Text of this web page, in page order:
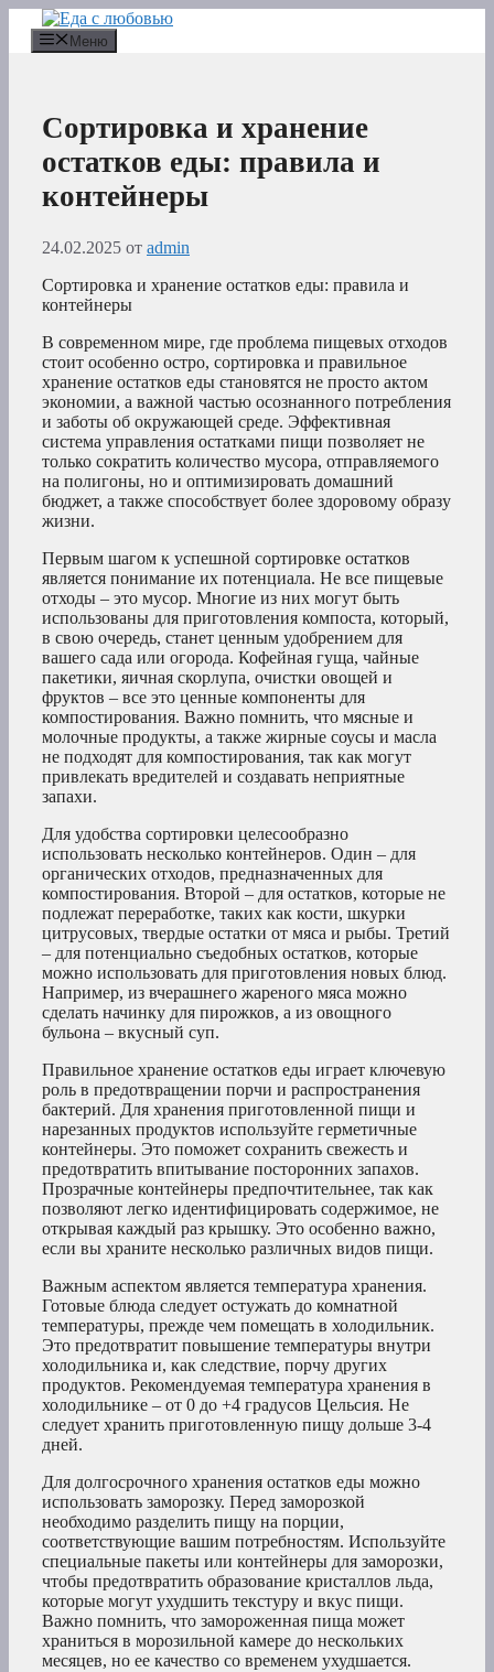
Перейти
содержимому
Меню
Сортировка и хранение
остатков еды: правила и
контейнеры
24.02.2025 от admin
Сортировка и хранение остатков еды: правила и
контейнеры
В современном мире, где проблема пищевых отходов
стоит особенно остро, сортировка и правильное
хранение остатков еды становятся не просто актом
экономии, а важной частью осознанного потребления
и заботы об окружающей среде. Эффективная
система управления остатками пищи позволяет не
только сократить количество мусора, отправляемого
на полигоны, но и оптимизировать домашний
бюджет, а также способствует более здоровому образу
жизни.
Первым шагом к успешной сортировке остатков
является понимание их потенциала. Не все пищевые
отходы – это мусор. Многие из них могут быть
использованы для приготовления компоста, который,
в свою очередь, станет ценным удобрением для
вашего сада или огорода. Кофейная гуща, чайные
пакетики, яичная скорлупа, очистки овощей и
фруктов – все это ценные компоненты для
компостирования. Важно помнить, что мясные и
молочные продукты, а также жирные соусы и масла
не подходят для компостирования, так как могут
привлекать вредителей и создавать неприятные
запахи.
Для удобства сортировки целесообразно
использовать несколько контейнеров. Один – для
органических отходов, предназначенных для
компостирования. Второй – для остатков, которые не
подлежат переработке, таких как кости, шкурки
цитрусовых, твердые остатки от мяса и рыбы. Третий
– для потенциально съедобных остатков, которые
можно использовать для приготовления новых блюд.
Например, из вчерашнего жареного мяса можно
сделать начинку для пирожков, а из овощного
бульона – вкусный суп.
Правильное хранение остатков еды играет ключевую
роль в предотвращении порчи и распространения
бактерий. Для хранения приготовленной пищи и
нарезанных продуктов используйте герметичные
контейнеры. Это поможет сохранить свежесть и
предотвратить впитывание посторонних запахов.
Прозрачные контейнеры предпочтительнее, так как
позволяют легко идентифицировать содержимое, не
открывая каждый раз крышку. Это особенно важно,
если вы храните несколько различных видов пищи.
Важным аспектом является температура хранения.
Готовые блюда следует остужать до комнатной
температуры, прежде чем помещать в холодильник.
Это предотвратит повышение температуры внутри
холодильника и, как следствие, порчу других
продуктов. Рекомендуемая температура хранения в
холодильнике – от 0 до +4 градусов Цельсия. Не
следует хранить приготовленную пищу дольше 3-4
дней.
Для долгосрочного хранения остатков еды можно
использовать заморозку. Перед заморозкой
необходимо разделить пищу на порции,
соответствующие вашим потребностям. Используйте
специальные пакеты или контейнеры для заморозки,
чтобы предотвратить образование кристаллов льда,
которые могут ухудшить текстуру и вкус пищи.
Важно помнить, что замороженная пища может
храниться в морозильной камере до нескольких
месяцев, но ее качество со временем ухудшается.